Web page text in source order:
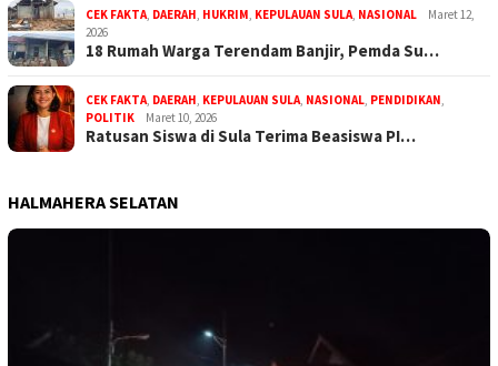
CEK FAKTA, DAERAH, HUKRIM, KEPULAUAN SULA, NASIONAL
Maret 12,
2026
18 Rumah Warga Terendam Banjir, Pemda Su…
CEK FAKTA, DAERAH, KEPULAUAN SULA, NASIONAL, PENDIDIKAN,
POLITIK
Maret 10, 2026
Ratusan Siswa di Sula Terima Beasiswa PI…
HALMAHERA SELATAN